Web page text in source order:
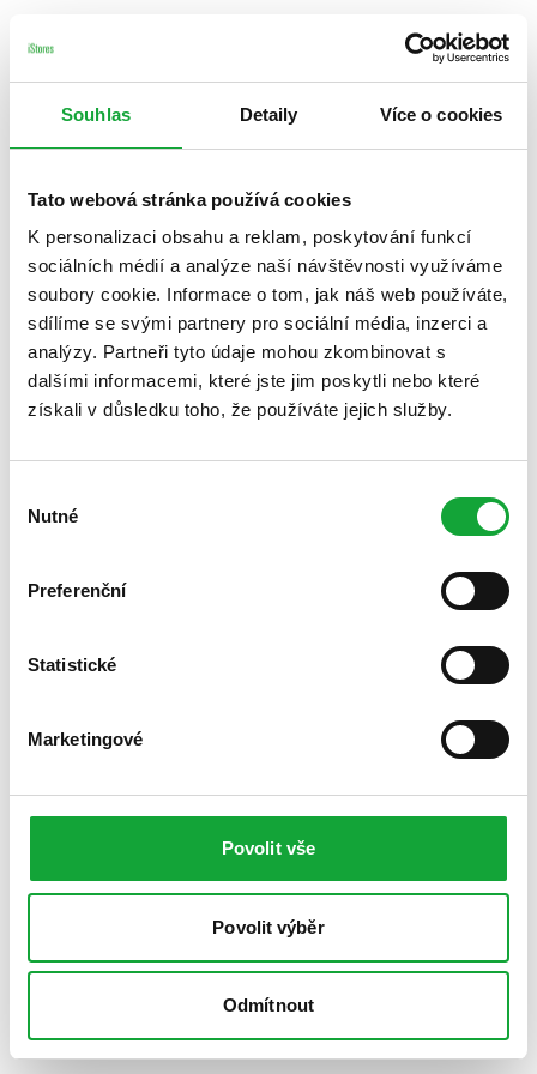
Souhlas Detaily Více o cookies
Tato webová stránka používá cookies
K personalizaci obsahu a reklam, poskytování funkcí
sociálních médií a analýze naší návštěvnosti využíváme
soubory cookie. Informace o tom, jak náš web používáte,
sdílíme se svými partnery pro sociální média, inzerci a
analýzy. Partneři tyto údaje mohou zkombinovat s
dalšími informacemi, které jste jim poskytli nebo které
získali v důsledku toho, že používáte jejich služby.
souhlasu
Nutné
Preferenční
Statistické
Marketingové
Povolit vše
Povolit výběr
Odmítnout